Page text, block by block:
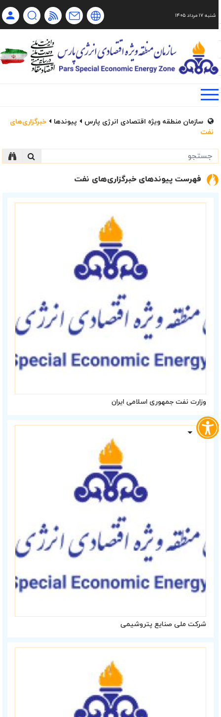
فا Ru Ch
شنبه ۱۷ مرداد ۱۴۰۵
سازمان منطقه ویژه اقتصادی انرژی پارس پیوندها
خبرگزاری‌های
نفت
فهرست پیوندهای خبرگزاری‌های نفت
وزارت نفت جمهورى اسلامى ایران
شرکت ملی صنایع پتروشیمی